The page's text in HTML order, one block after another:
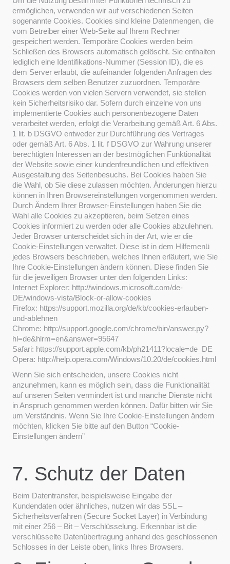
ermöglichen, verwenden wir auf verschiedenen Seiten
sogenannte Cookies. Cookies sind kleine Datenmengen, die
vom Betreiber einer Web-Seite auf Ihrem Rechner
gespeichert werden. Temporäre Cookies werden beim
Schließen des Browsers automatisch gelöscht. Sie enthalten
lediglich eine Identifikations-Nummer (Session ID), die es
dem Server erlaubt, die aufeinander folgenden Anfragen des
Browsers dem selben Benutzer zuzuordnen. Temporäre
Cookies werden von vielen Servern verwendet, sie stellen
kein Sicherheitsrisiko dar. Sofern durch einzelne von uns
implementierte Cookies auch personenbezogene Daten
verarbeitet werden, erfolgt die Verarbeitung gemäß Art. 6 Abs.
1 lit. b DSGVO entweder zur Durchführung des Vertrages
oder gemäß Art. 6 Abs. 1 lit. f DSGVO zur Wahrung unserer
berechtigten Interessen an der bestmöglichen Funktionalität
der Website sowie einer kundenfreundlichen und effektiven
Ausgestaltung des Seitenbesuchs. Bei Cookies haben Sie
die Wahl, ob Sie diese zulassen möchten. Änderungen hierzu
können in Ihren Browsereinstellungen vorgenommen werden.
Durch Ändern Ihrer Browser-Einstellungen haben Sie die
Wahl alle Cookies zu akzeptieren, beim Setzen eines
Cookies informiert zu werden oder alle Cookies abzulehnen.
Jeder Browser unterscheidet sich in der Art, wie er die
Cookie-Einstellungen verwaltet. Diese ist in dem Hilfemenü
jedes Browsers beschrieben, welches Ihnen erläutert, wie Sie
Ihre Cookie-Einstellungen ändern können. Diese finden Sie
für die jeweiligen Browser unter den folgenden Links:
Internet Explorer: http://windows.microsoft.com/de-
DE/windows-vista/Block-or-allow-cookies
Firefox: https://support.mozilla.org/de/kb/cookies-erlauben-
und-ablehnen
Chrome: http://support.google.com/chrome/bin/answer.py?
hl=de&hlrm=en&answer=95647
Safari: https://support.apple.com/kb/ph21411?locale=de_DE
Opera: http://help.opera.com/Windows/10.20/de/cookies.html
Wenn Sie sich entscheiden, unsere Cookies nicht
anzunehmen, kann es möglich sein, dass die Funktionalität
auf unseren Seiten vermindert ist und manche Dienste nicht
in Anspruch genommen werden können. Dafür bitten wir Sie
um Verständnis. Wenn Sie Ihre Cookie-Einstellungen ändern
möchten, klicken Sie bitte auf den Button “Cookie-
Einstellungen ändern”
7. Schutz der Daten
Beim Datentransfer, beispielsweise Eingabe der
Kundendaten oder ähnliches, nutzen wir das SSL –
Sicherheitsverfahren (Secure Socket Layer) in Verbindung
mit einer 256 – Bit – Verschlüsselung. Erkennbar ist die
verschlüsselte Datenübertragung anhand des geschlossenen
Schlosses in der Leiste oben, links Ihres Browsers.